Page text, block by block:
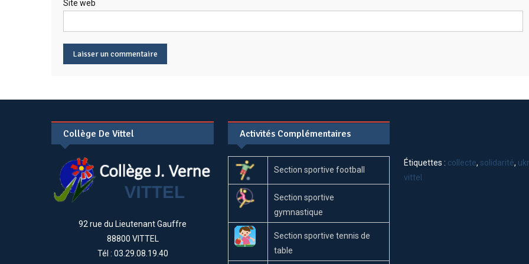
Site web
Collège De Vittel
92 rue du Lieutenant Gauffre
88800 VITTEL
Tél : 03.29.08.19.40
Activités Complémentaires
Section sportive football
Section sportive
gymnastique
Section sportive tennis de
table
Étiquettes : collecte,solidarité,
vittel